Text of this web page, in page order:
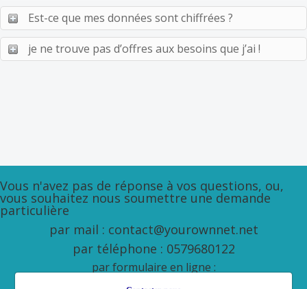
Est-ce que mes données sont chiffrées ?
je ne trouve pas d’offres aux besoins que j’ai !
Vous n'avez pas de réponse à vos questions, ou,
vous souhaitez nous soumettre une demande
particulière
par mail : contact@yourownnet.net
par téléphone : 0579680122
par formulaire en ligne :